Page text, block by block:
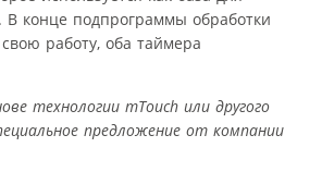
конце подпрограммы обработки
работу, оба таймера
технологии mTouch или другого
предложение от компании